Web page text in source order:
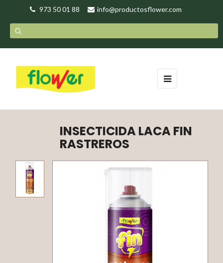
973 50 01 88 info@productosflower.com
Navegación
de
☰
INSECTICIDA LACA FIN
RASTREROS